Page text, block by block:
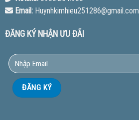
Email:Huynhkimhieu251286@gmail.com
ĐĂNG KÝ NHẬN ƯU ĐÃI